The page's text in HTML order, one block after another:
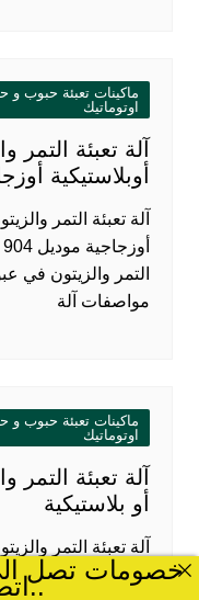
ماكينات تعبئة حبوب و
اوتوماتيك
آلة تعبئة
أوبلاستيكية
آلة تعبئة التمر
التمر والزيتون في
مواصفات آلة
ماكينات تعبئة حبوب و
اوتوماتيك
آلة تعبئة
أو بلاستيكية
آلة تعبئة التمر
موديل 904